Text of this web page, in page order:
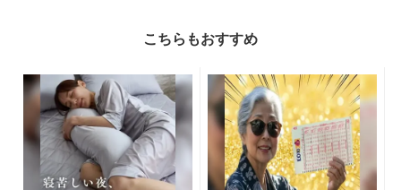
こちらもおすすめ